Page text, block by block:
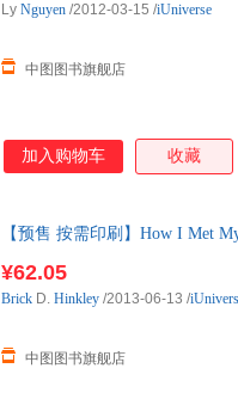
中图图书旗舰店
Ly Nguyen /2012-03-15 /iUniverse
加入购物车 收藏
【预售 按需印刷】How I Met
¥62.05
中图图书旗舰店
Brick D. Hinkley /2013-06-13 /